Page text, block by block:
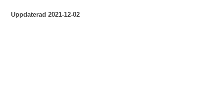
Uppdaterad2021-12-02